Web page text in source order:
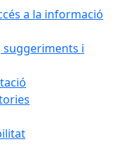
a la informació
suggeriments i